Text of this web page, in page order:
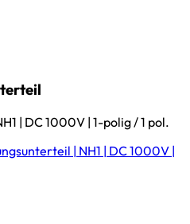
| DC 1000V | 1-polig / 1 pol.
| NH1 | DC 1000V |